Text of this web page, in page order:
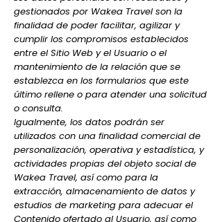
gestionados por Wakea Travel son la
finalidad de poder facilitar, agilizar y
cumplir los compromisos establecidos
entre el Sitio Web y el Usuario o el
mantenimiento de la relación que se
establezca en los formularios que este
último rellene o para atender una solicitud
o consulta.
Igualmente, los datos podrán ser
utilizados con una finalidad comercial de
personalización, operativa y estadística, y
actividades propias del objeto social de
Wakea Travel, así como para la
extracción, almacenamiento de datos y
estudios de marketing para adecuar el
Contenido ofertado al Usuario, así como